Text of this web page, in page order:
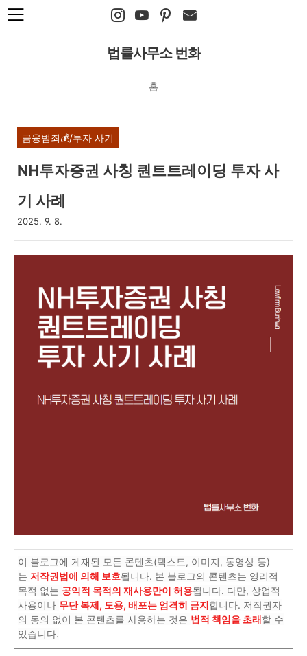
본문 바로가기
법률사무소 번화
홈
금융범죄💰/투자 사기
NH투자증권 사칭 퀀트트레이딩 투자 사
기 사례
2025. 9. 8.
이 블로그에 게재된 모든 콘텐츠(텍스트, 이미지, 동영상 등)
는 저작권법에 의해 보호됩니다. 본 블로그의 콘텐츠는 영리적
목적 없는 공익적 목적의 재사용만이 허용됩니다. 다만, 상업적
사용이나 무단 복제, 도용, 배포는 엄격히 금지합니다. 저작권자
의 동의 없이 본 콘텐츠를 사용하는 것은 법적 책임을 초래할 수
있습니다.